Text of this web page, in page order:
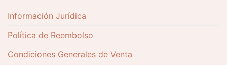
Información Jurídica
Política de Reembolso
Condiciones Generales de Venta